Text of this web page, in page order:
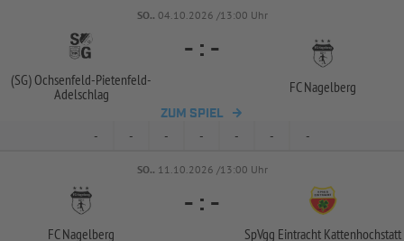
SO.. 04.10.2026 /13:00 Uhr
(SG) Ochsenfeld-Pietenfeld-
Adelschlag
- : -
FC Nagelberg
ZUM SPIEL
- - - - - - -
SO.. 11.10.2026 /13:00 Uhr
FC Nagelberg
- : -
SpVgg Eintracht Kattenhochstatt